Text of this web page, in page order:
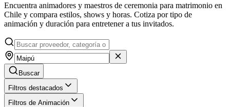
Encuentra animadores y maestros de ceremonia para matrimonio en
Chile y compara estilos, shows y horas. Cotiza por tipo de
animación y duración para entretener a tus invitados.
Buscar
Filtros destacados
Filtros de Animación